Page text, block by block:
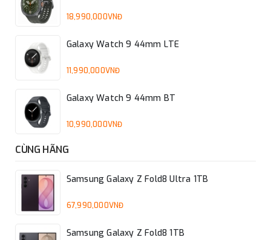
Bên trong, Galaxy Watch Ultra được trang bị chip Exynos
W1000 mới - chip 3nm với CPU nhanh gấp 3 lần so với W930
Đồng hồ mới của Samsung cuối cùng cũng hỗ trợ GPS tần số
kép để theo dõi chính xác hơn, ngay cả trong môi trường đô
thị đông đúc.
18,990,000VNĐ
Galaxy Watch 9 44mm LTE
11,990,000VNĐ
Galaxy Watch 9 44mm BT
10,990,000VNĐ
CÙNG HÃNG
Samsung Galaxy Z Fold8 Ultra 1TB
67,990,000VNĐ
Samsung Galaxy Z Fold8 1TB